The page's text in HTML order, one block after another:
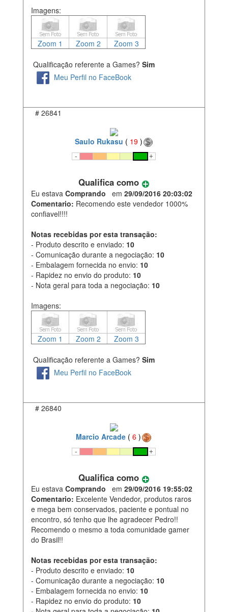
Imagens:
Zoom 1 Zoom 2 Zoom 3
Qualificação referente a Games? Sim
Meu Perfil no FaceBook
# 26841
Saulo Rukasu ( 19 )
Qualifica como
Eu estava Comprando em 29/09/2016 20:03:02
Comentario: Recomendo este vendedor 1000%
confiavel!!!!
Notas recebidas por esta transação:
- Produto descrito e enviado: 10
- Comunicação durante a negociação: 10
- Embalagem fornecida no envio: 10
- Rapidez no envio do produto: 10
- Nota geral para toda a negociação: 10
Imagens:
Zoom 1 Zoom 2 Zoom 3
Qualificação referente a Games? Sim
Meu Perfil no FaceBook
# 26840
Marcio Arcade ( 6 )
Qualifica como
Eu estava Comprando em 29/09/2016 19:55:02
Comentario: Excelente Vendedor, produtos raros
e mega bem conservados, paciente e pontual no
encontro, só tenho que lhe agradecer Pedro!!
Recomendo o mesmo a toda comunidade gamer
do Brasil!!
Notas recebidas por esta transação:
- Produto descrito e enviado: 10
- Comunicação durante a negociação: 10
- Embalagem fornecida no envio: 10
- Rapidez no envio do produto: 10